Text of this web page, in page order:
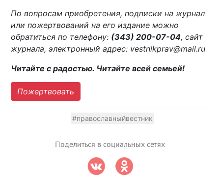
По вопросам приобретения, подписки на журнал
или пожертвований на его издание можно
обратиться по телефону: (343) 200-07-04, сайт
журнала, электронный адрес: vestnikprav@mail.ru
Читайте с радостью. Читайте всей семьей!
Пожертвовать
#православныйвестник
Поделиться в социальных сетях